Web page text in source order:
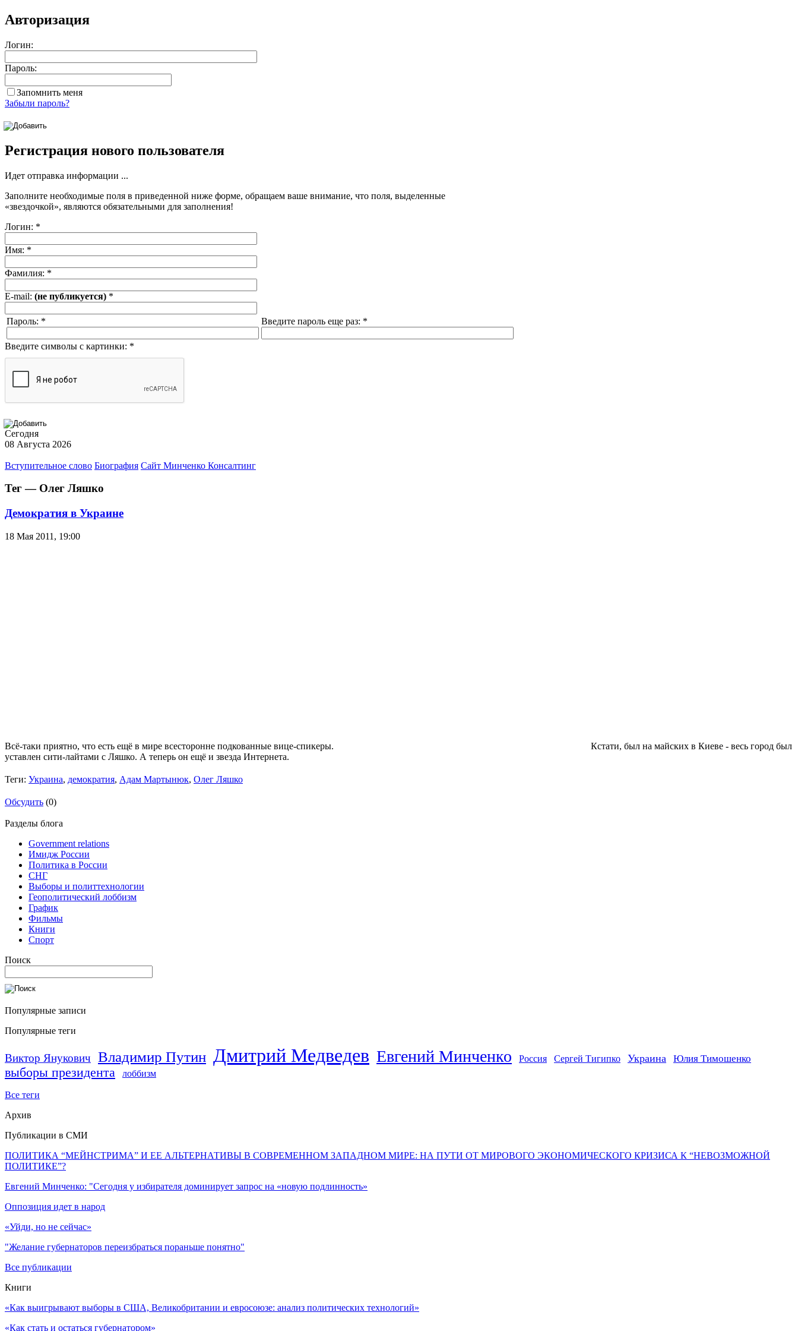
Авторизация
Логин:
Пароль:
Запомнить меня
Забыли пароль?
Регистрация нового пользователя
Идет отправка информации ...
Заполните необходимые поля в приведенной ниже форме, обращаем ваше внимание, что поля, выделенные
«звездочкой», являются обязательными для заполнения!
Логин: *
Имя: *
Фамилия: *
E-mail: (не публикуется) *
Пароль: * Введите пароль еще раз: *
Введите символы с картинки: *
Сегодня
08 Августа 2026
Вступительное слово Биография Сайт Минченко Консалтинг
Тег — Олег Ляшко
Демократия в Украине
18 Мая 2011, 19:00
Всё-таки приятно, что есть ещё в мире всесторонне подкованные вице-спикеры.
Кстати, был на майских в Киеве - весь город был
уставлен сити-лайтами с Ляшко. А теперь он ещё и звезда Интернета.
Теги: Украина, демократия, Адам Мартынюк, Олег Ляшко
Обсудить (0)
Разделы блога
Government relations
Имидж России
Политика в России
СНГ
Выборы и политтехнологии
Геополитический лоббизм
График
Фильмы
Книги
Спорт
Поиск
Популярные записи
Популярные теги
Виктор Янукович Владимир Путин Дмитрий Медведев Евгений Минченко Россия Сергей Тигипко Украина Юлия Тимошенко
выборы президента лоббизм
Все теги
Архив
Публикации в СМИ
ПОЛИТИКА “МЕЙНСТРИМА” И ЕЕ АЛЬТЕРНАТИВЫ В СОВРЕМЕННОМ ЗАПАДНОМ МИРЕ: НА ПУТИ ОТ МИРОВОГО ЭКОНОМИЧЕСКОГО КРИЗИСА К “НЕВОЗМОЖНОЙ
ПОЛИТИКЕ”?
Евгений Минченко: "Сегодня у избирателя доминирует запрос на «новую подлинность»
Оппозиция идет в народ
«Уйди, но не сейчас»
"Желание губернаторов переизбраться пораньше понятно"
Все публикации
Книги
«Как выигрывают выборы в США, Великобритании и евросоюзе: анализ политических технологий»
«Как стать и остаться губернатором»